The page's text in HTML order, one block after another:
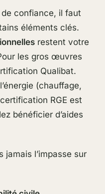
confiance, il faut
éléments clés.
restent votre
les gros œuvres
Qualibat.
(chauffage,
RGE est
bénéficier d’aides
jamais l’impasse sur